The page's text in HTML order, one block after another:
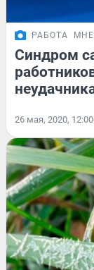
РАБОТА
Синдром
26 мая, 2020, 12:00